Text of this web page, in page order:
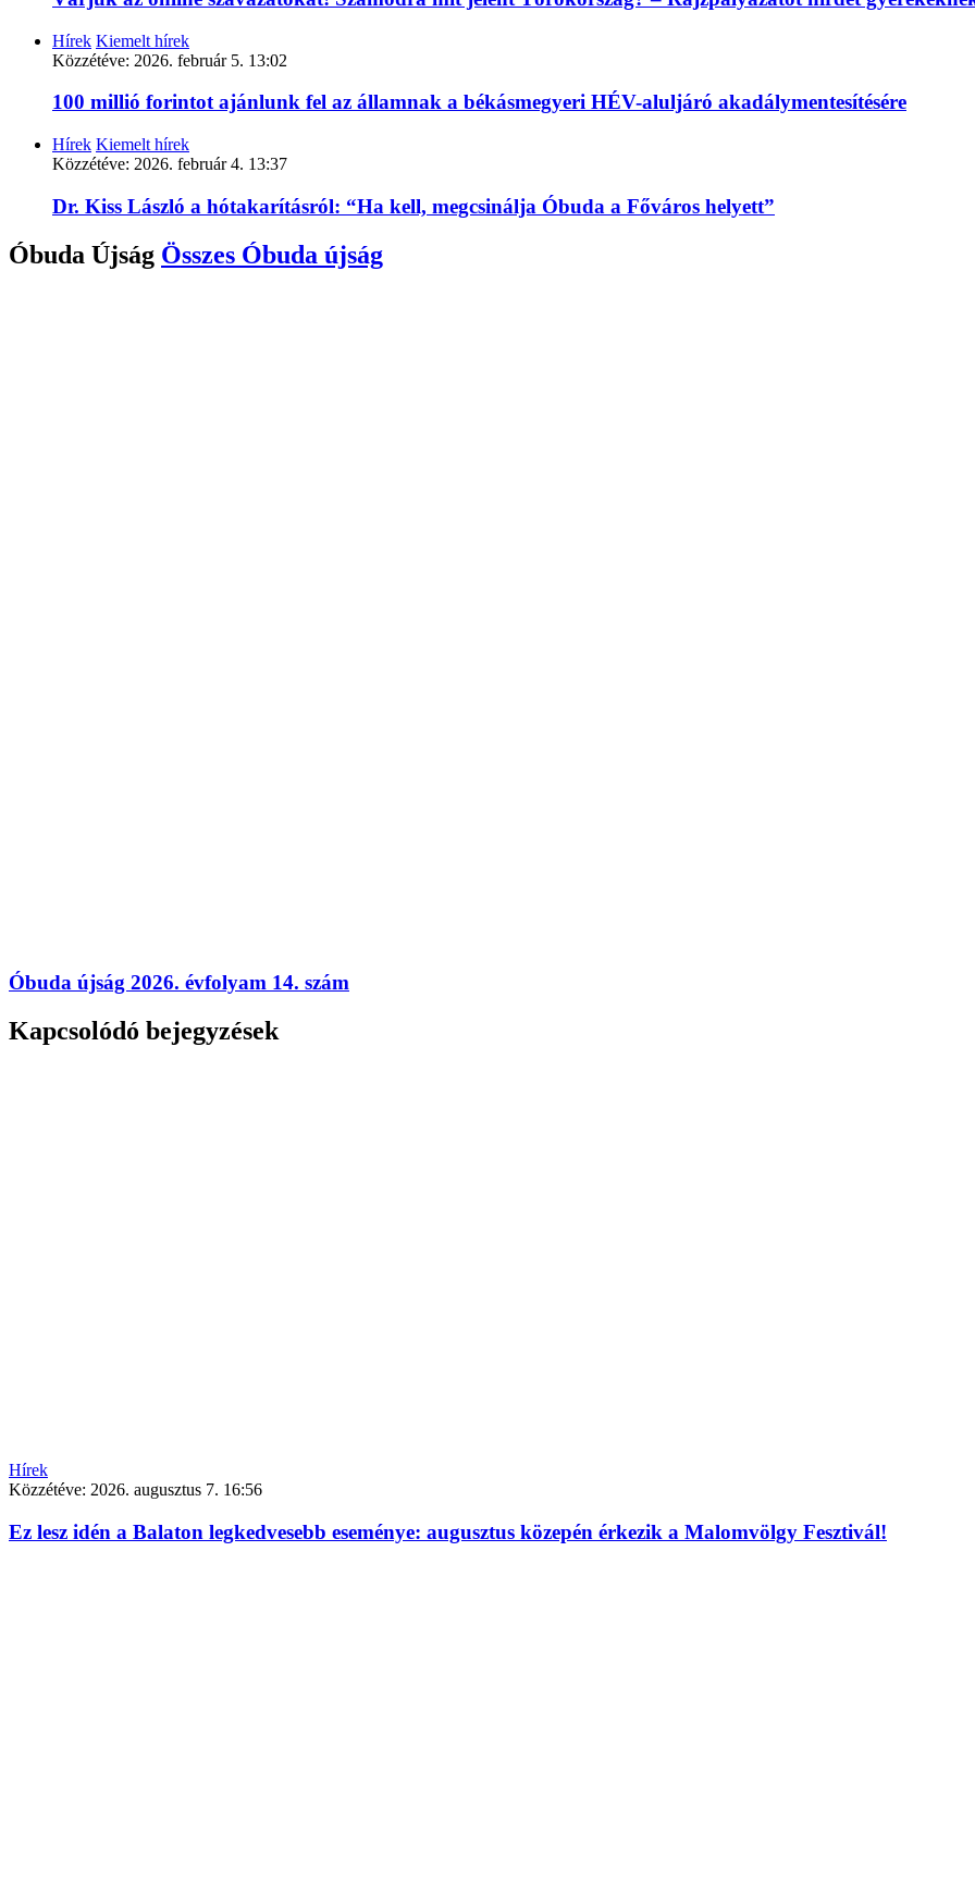
Hírek Kiemelt hírek
Közzétéve: 2026. február 5. 13:02
100 millió forintot ajánlunk fel az államnak a békásmegyeri HÉV-aluljáró akadálymentesítésére
Hírek Kiemelt hírek
Közzétéve: 2026. február 4. 13:37
Dr. Kiss László a hótakarításról: “Ha kell, megcsinálja Óbuda a Főváros helyett”
Óbuda Újság Összes Óbuda újság
Óbuda újság 2026. évfolyam 14. szám
Kapcsolódó bejegyzések
Hírek
Közzétéve: 2026. augusztus 7. 16:56
Ez lesz idén a Balaton legkedvesebb eseménye: augusztus közepén érkezik a Malomvölgy Fesztivál!